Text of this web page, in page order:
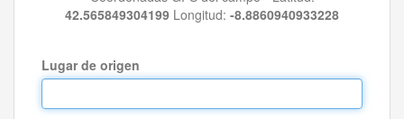
42.565849304199 Longitud: -8.8860940933228
Lugar de origen